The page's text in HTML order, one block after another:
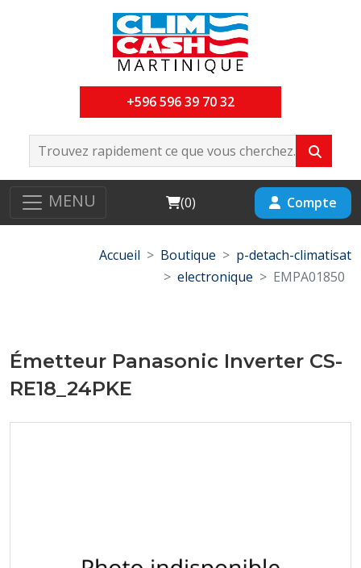
+596 596 39 70 32
MENU Cart
(0) Compte
Accueil Boutique
p-detach-climatisat
electronique
EMPA01850
Émetteur Panasonic Inverter CS-
RE18_24PKE